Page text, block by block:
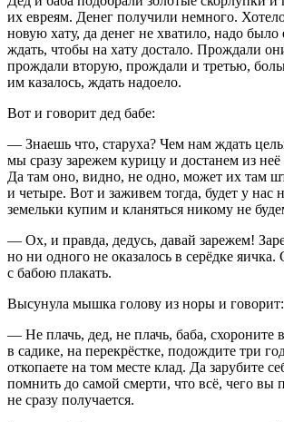
их евреям. Денег получили немного.
новую хату, да денег не хватило, надо было
ждать, чтобы на хату достало. Прождали
прождали вторую, прождали и третью,
им казалось, ждать надоело.
Вот и говорит дед бабе:
— Знаешь что, старуха? Чем нам ждать
мы сразу зарежем курицу и достанем из неё
Да там оно, видно, не одно, может их там
и четыре. Вот и заживем тогда, будет у нас
земельки купим и кланяться никому не
— Ох, и правда, дедусь, давай зарежем!
но ни одного не оказалось в серёдке яичка.
с бабою плакать.
Высунула мышка голову из норы и говорит:
— Не плачь, дед, не плачь, баба, схороните
в садике, на перекрёстке, подождите три
откопаете на том месте клад. Да зарубите
помнить до самой смерти, что всё, чего вы
не сразу получается.